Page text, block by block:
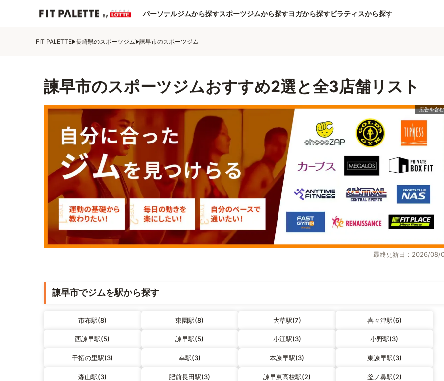
パーソナルジムから探すスポーツジムから探すヨガから探すピラティスから探す
FIT PALETTE 長崎県のスポーツジム 諫早市のスポーツジム
諫早市のスポーツジムおすすめ2選と全3店舗リスト
最終更新日：2026/08/
諫早市でジムを駅から探す
市布駅(8) 東園駅(8) 大草駅(7) 喜々津駅(6)
西諫早駅(5) 諫早駅(5) 小江駅(3) 小野駅(3)
干拓の里駅(3) 幸駅(3) 本諫早駅(3) 東諫早駅(3)
森山駅(3) 肥前長田駅(3) 諫早東高校駅(2) 釜ノ鼻駅(2)